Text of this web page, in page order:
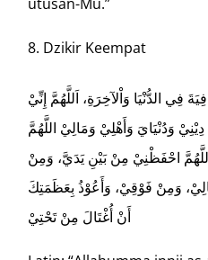
Dzikir Keempat
فِي الدُّنْيَا وَاْلآخِرَةِ، اَللَّهُمَّ إِنِّيْ
وَدُنْيَايَ وَأَهْلِيْ وَمَالِيْ اللَّهُمَّ
احْفَظْنِيْ مِنْ بَيْنِ يَدَيَّ، وَمِنْ
وَمِنْ فَوْقِيْ، وَأَعُوْذُ بِعَظَمَتِكَ
أَنْ أُغْتَالَ مِنْ تَحْتِيْ